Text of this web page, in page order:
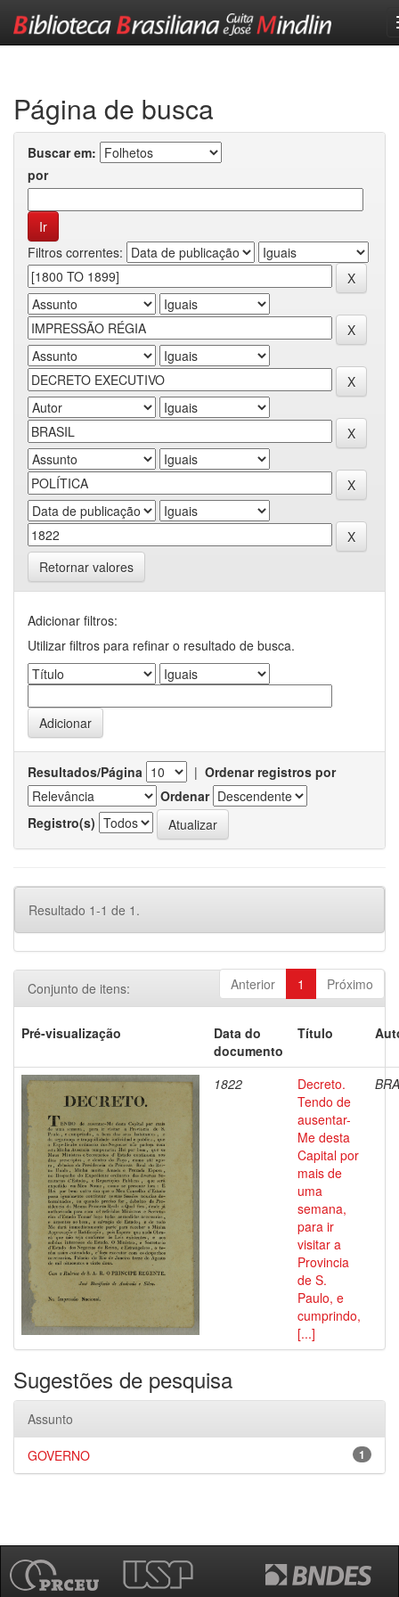
Página de busca
Buscar em:
por
Filtros correntes:
Retornar valores
Adicionar filtros:
Utilizar filtros para refinar o resultado de busca.
Resultados/Página | Ordenar registros por
Ordenar
Registro(s)
Resultado 1-1 de 1.
Anterior 1 Próximo
Conjunto de itens:
Pré-visualização
Data do
documento
Título
1822
Decreto.
Tendo de
ausentar-
Me desta
Capital por
mais de
uma
semana,
para ir
visitar a
Provincia
de S.
Paulo, e
cumprindo,
[...]
Sugestões de pesquisa
Assunto
1
GOVERNO